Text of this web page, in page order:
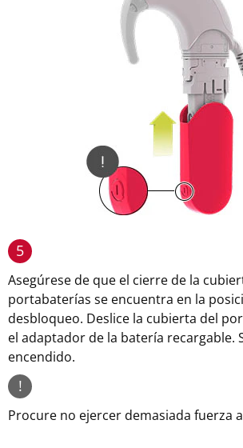
5
Asegúrese de que el cierre de la
portabaterías se encuentra en la
desbloqueo. Deslice la cubierta del
el adaptador de la batería recargable.
encendido.
!
Procure no ejercer demasiada fuerza